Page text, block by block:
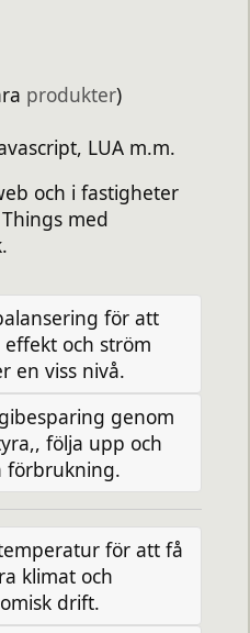
produkter)
LUA m.m.
och i fastigheter
med
för att
effekt och ström
en viss nivå.
genom
följa upp och
förbrukning.
för att få
klimat och
drift.